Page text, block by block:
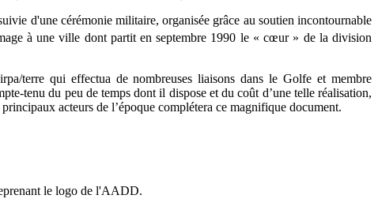
d'une cérémonie militaire, organisée grâce au soutien incontournable
à une ville dont partit en septembre 1990 le « cœur » de la division
terre qui effectua de nombreuses liaisons dans le Golfe et membre
tenu du peu de temps dont il dispose et du coût d’une telle réalisation,
acteurs de l’époque complétera ce magnifique document.
le logo de l'AADD.